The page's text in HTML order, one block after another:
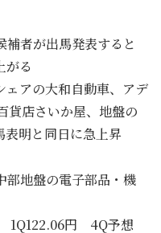
者が出馬発表すると
がる
アの大和自動車、アデ
店さいか屋、地盤の
明と同日に急上昇
地盤の電子部品・機
1Q122.06円 4Q予想